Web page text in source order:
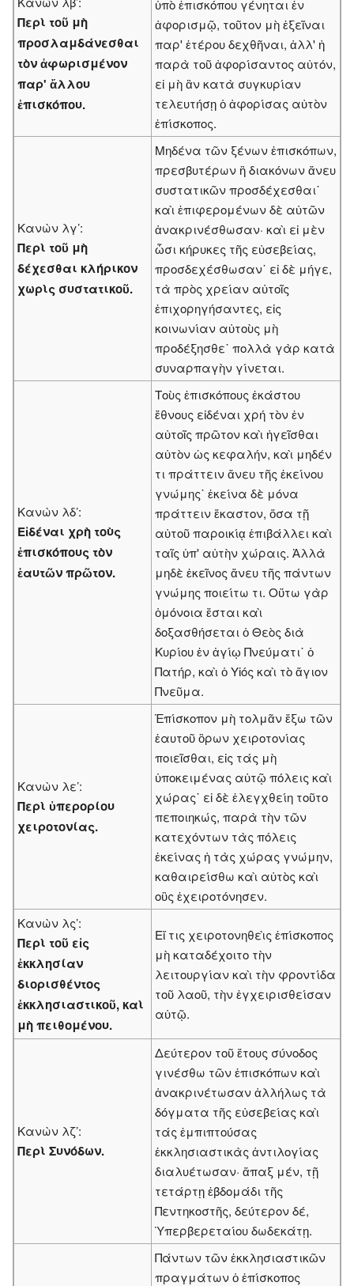
Περὶ τοῦ μὴ
προσλαμδάνεσθαι
τὸν ἀφωρισμένον
παρ' ἄλλου
ἐπισκόπου.
ὑπὸ ἐπισκόπου γένηται ἐν
ἀφορισμῷ, τοῦτον μὴ ἐξεῖναι
παρ' ἑτέρου δεχθῆναι, ἀλλ' ἡ
παρὰ τοῦ ἀφορίσαντος αὐτόν,
εἰ μὴ ἂν κατὰ συγκυρίαν
τελευτήσῃ ὁ ἀφορίσας αὐτὸν
ἐπίσκοπος.
Κανὼν λγ’:
Περὶ τοῦ μὴ
δέχεσθαι κλήρικον
χωρὶς συστατικοῦ.
Μηδένα τῶν ξένων ἐπισκόπων,
πρεσβυτέρων ἢ διακόνων ἄνευ
συστατικῶν προσδέχεσθαι˙
καὶ ἐπιφερομένων δὲ αὐτῶν
ἀνακρινέσθωσαν· καὶ εἰ μὲν
ὦσι κήρυκες τῆς εὐσεβείας,
προσδεχέσθωσαν˙ εἰ δὲ μήγε,
τὰ πρὸς χρείαν αὐτοῖς
ἐπιχορηγήσαντες, εἰς
κοινωνίαν αὐτοὺς μὴ
προδέξησθε˙ πολλὰ γὰρ κατὰ
συναρπαγὴν γίνεται.
Κανὼν λδ’:
Εἰδέναι χρὴ τοὺς
ἐπισκόπους τὸν
ἑαυτῶν πρῶτον.
Τοὺς ἐπισκόπους ἑκάστου
ἔθνους εἰδέναι χρή τὸν ἐν
αὐτοῖς πρῶτον καὶ ἡγεῖσθαι
αὐτὸν ὡς κεφαλήν, καὶ μηδέν
τι πράττειν ἄνευ τῆς ἐκείνου
γνώμης˙ ἐκείνα δὲ μόνα
πράττειν ἕκαστον, ὅσα τῇ
αὐτοῦ παροικίᾳ ἐπιβάλλει καὶ
ταῖς ὑπ' αὐτὴν χώραις. Ἀλλὰ
μηδὲ ἐκεῖνος ἄνευ τῆς πάντων
γνώμης ποιείτω τι. Οὕτω γὰρ
ὁμόνοια ἔσται καὶ
δοξασθήσεται ὁ Θεὸς διὰ
Κυρίου ἐν ἁγίῳ Πνεύματι˙ ὁ
Πατήρ, καὶ ὁ Υἱός καὶ τὸ ἅγιον
Πνεῦμα.
Κανὼν λε’:
Περὶ ὑπερορίου
χειροτονίας.
Ἐπίσκοπον μὴ τολμᾶν ἔξω τῶν
ἑαυτοῦ ὃρων χειροτονίας
ποιεῖσθαι, εἰς τάς μὴ
ὑποκειμένας αὐτῷ πόλεις καὶ
χώρας˙ εἰ δὲ ἐλεγχθείη τοῦτο
πεποιηκώς, παρὰ τὴν τῶν
κατεχόντων τὰς πόλεις
ἐκείνας ἡ τὰς χώρας γνώμην,
καθαιρείσθω καὶ αὐτὸς καὶ
οὓς ἐχειροτόνησεν.
Κανὼν λς’:
Περὶ τοῦ εἰς
ἐκκλησίαν
διορισθέντος
ἐκκλησιαστικοῦ, καὶ
μὴ πειθομένου.
Εἴ τις χειροτονηθεὶς ἐπίσκοπος
μὴ καταδέχοιτο τὴν
λειτουργίαν καὶ τὴν φροντίδα
τοῦ λαοῦ, τὴν ἐγχειρισθείσαν
αὐτῷ.
Κανὼν λζ’:
Περὶ Συνόδων.
Δεύτερον τοῦ ἔτους σύνοδος
γινέσθω τῶν ἐπισκόπων καὶ
ἀνακρινέτωσαν ἀλλήλως τὰ
δόγματα τῆς εὐσεβείας καὶ
τάς ἐμπιπτούσας
ἐκκλησιαστικὰς ἀντιλογίας
διαλυέτωσαν· ἅπαξ μέν, τῇ
τετάρτῃ ἑβδομάδι τῆς
Πεντηκοστῆς, δεύτερον δέ,
Ὑπερβερεταίου δωδεκάτῃ.
Πάντων τῶν ἐκκλησιαστικῶν
πραγμάτων ὁ ἐπίσκοπος